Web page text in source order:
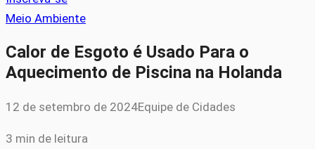
Meio Ambiente
Calor de Esgoto é Usado Para o
Aquecimento de Piscina na Holanda
12 de setembro de 2024Equipe de Cidades
3 min de leitura